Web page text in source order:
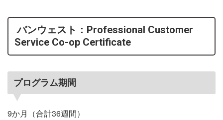
バンウェスト：Professional Customer
Service Co-op Certificate
プログラム期間
9か月（合計36週間）